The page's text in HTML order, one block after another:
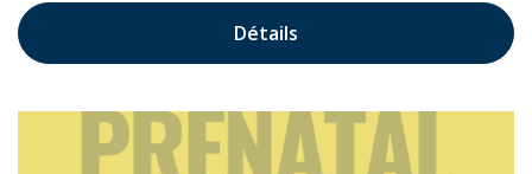
Détails